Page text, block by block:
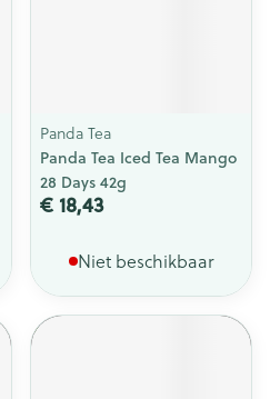
Panda Tea
Panda Tea Iced Tea Mango
28 Days 42g
€ 18,43
Niet beschikbaar